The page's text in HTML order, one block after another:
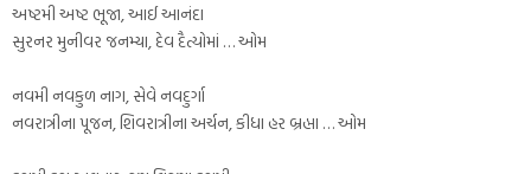
અષ્ટમી અષ્ટ ભૂજા, આઈ આનંદા
સુરનર મુનીવર જનમ્યા, દેવ દૈત્યોમાં … ઓમ
નવમી નવકુળ નાગ, સેવે નવદુર્ગા
નવરાત્રીના પૂજન, શિવરાત્રીના અર્ચન, કીધા હર બ્રહ્મા … ઓમ